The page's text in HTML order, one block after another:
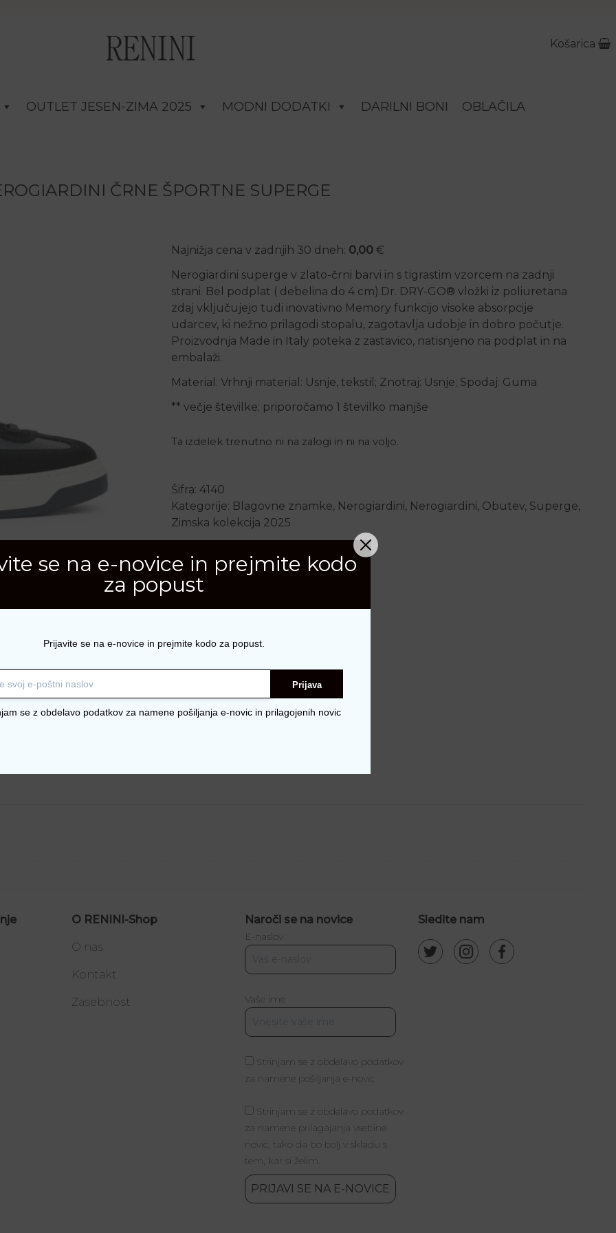
Košarica
OUTLET JESEN-ZIMA 2025 MODNI DODATKI DARILNI BONI OBLAČILA
ČRNE ŠPORTNE SUPERGE
Najnižja cena v zadnjih 30 dneh: 0,00 €
Nerogiardini superge v zlato-črni barvi in s tigrastim vzorcem na zadnji
strani. Bel podplat ( debelina do 4 cm).Dr. DRY-GO® vložki iz poliuretana
zdaj vključujejo tudi inovativno Memory funkcijo visoke absorpcije
udarcev, ki nežno prilagodi stopalu, zagotavlja udobje in dobro počutje.
Proizvodnja Made in Italy poteka z zastavico, natisnjeno na podplat in na
embalaži.
Material: Vrhnji material: Usnje, tekstil; Znotraj: Usnje; Spodaj: Guma
** večje številke; priporočamo 1 številko manjše
Ta izdelek trenutno ni na zalogi in ni na voljo.
Šifra: 4140
Kategorije: Blagovne znamke, Nerogiardini, Nerogiardini, Obutev, Superge,
Zimska kolekcija 2025
O RENINI-Shop
O nas
Kontakt
Zasebnost
Naroči se na novice
E-naslov
Vaše ime
Strinjam se z obdelavo podatkov
za namene pošiljanja e-novic
Strinjam se z obdelavo podatkov
za namene prilagajanja vsebine
novic, tako da bo bolj v skladu s
tem, kar si želim.
PRIJAVI SE NA E-NOVICE
Sledite nam
se na e-novice in prejmite kodo
za popust
Prijavite se na e-novice in prejmite kodo za popust.
Prijava
se z obdelavo podatkov za namene pošiljanja e-novic in prilagojenih novic